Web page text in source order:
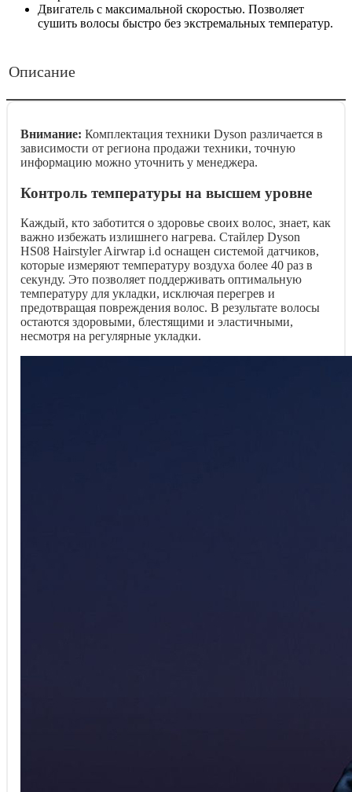
Двигатель с максимальной скоростью. Позволяет
сушить волосы быстро без экстремальных температур.
Описание
Внимание: Комплектация техники Dyson различается в
зависимости от региона продажи техники, точную
информацию можно уточнить у менеджера.
Контроль температуры на высшем уровне
Каждый, кто заботится о здоровье своих волос, знает, как
важно избежать излишнего нагрева. Стайлер Dyson
HS08 Hairstyler Airwrap i.d оснащен системой датчиков,
которые измеряют температуру воздуха более 40 раз в
секунду. Это позволяет поддерживать оптимальную
температуру для укладки, исключая перегрев и
предотвращая повреждения волос. В результате волосы
остаются здоровыми, блестящими и эластичными,
несмотря на регулярные укладки.